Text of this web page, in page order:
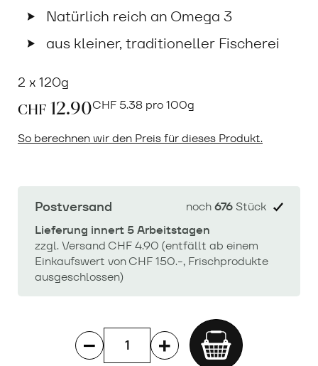
Natürlich reich an Omega 3
aus kleiner, traditioneller Fischerei
2 x 120g
CHF 12.90CHF5.38 pro 100g
So berechnen wir den Preis für dieses Produkt.
Postversand
Lieferung innert 5 Arbeitstagen
zzgl. Versand CHF 4.90 (entfällt ab einem
Einkaufswert von CHF 150.-, Frischprodukte
ausgeschlossen)
noch676Stück